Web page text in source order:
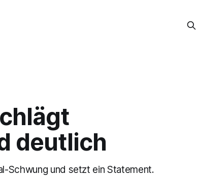
deutlich
Schwung und setzt ein Statement.